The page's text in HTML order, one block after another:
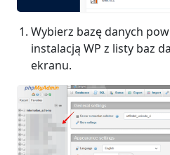
Wybierz bazę danych
instalacją WP z listy baz
ekranu.